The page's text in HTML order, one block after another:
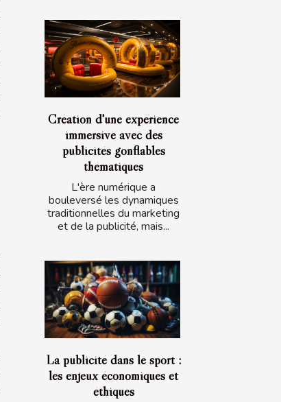
Création d'une expérience
immersive avec des
publicités gonflables
thématiques
L'ère numérique a
bouleversé les dynamiques
traditionnelles du marketing
et de la publicité, mais...
La publicité dans le sport :
les enjeux économiques et
éthiques